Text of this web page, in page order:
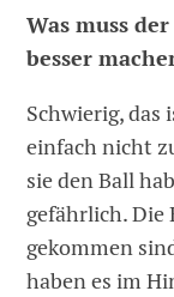
Was muss
besser
Schwierig, das
einfach nicht
sie den Ball
gefährlich. Die
gekommen
haben es im